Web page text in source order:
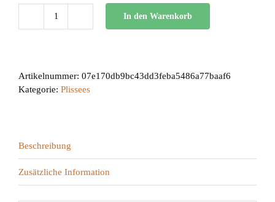
BB
In den Warenkorb
Artikelnummer: 07e170db9bc43dd3feba5486a77baaf6
Kategorie: Plissees
Beschreibung
Zusätzliche Information